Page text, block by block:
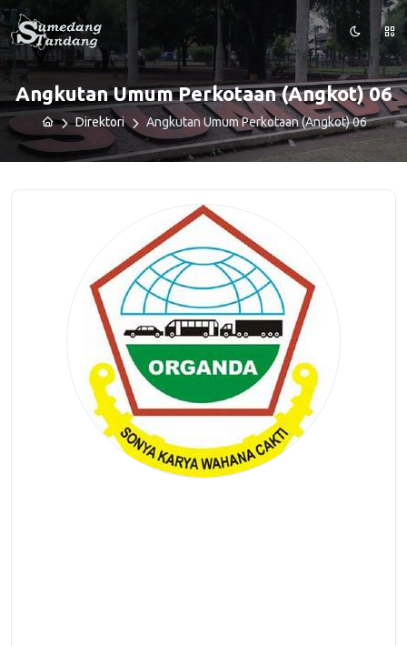
Angkutan Umum Perkotaan (Angkot) 06
Direktori Angkutan Umum Perkotaan (Angkot) 06